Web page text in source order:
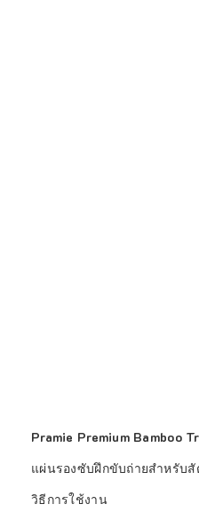
Pramie Premium Bamboo
แผ่นรองซับฝึกขับถ่ายสำหรับสั
วิธีการใช้งาน